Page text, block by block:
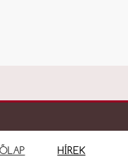
HÍREK